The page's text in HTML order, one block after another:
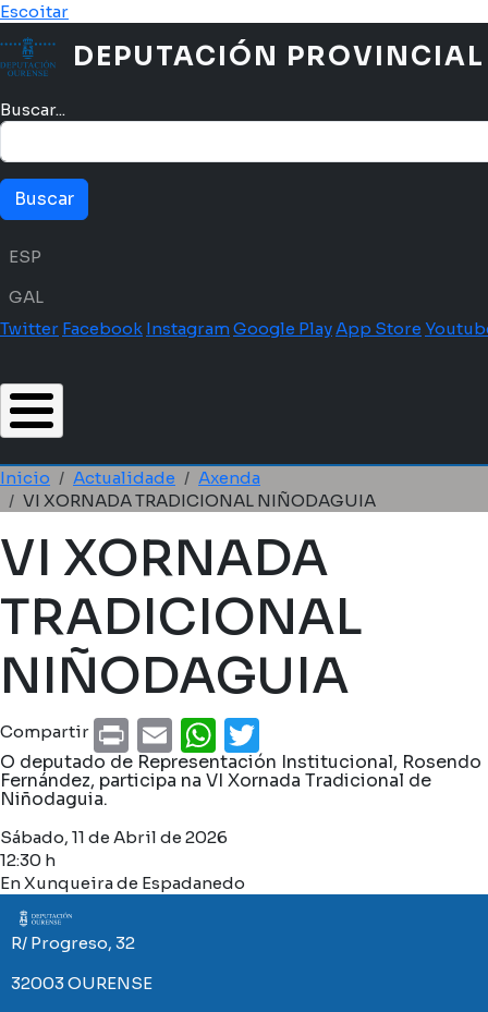
Ir o contido principal
Escoitar
DEPUTACIÓN PROVINCIAL
Buscar...
Menú idioma
ESP
GAL
Twitter Facebook InstagramGoogle PlayApp Store
Miga de pan
Inicio Actualidade
Axenda
VI XORNADA TRADICIONAL NIÑODAGUIA
VI XORNADA
TRADICIONAL
NIÑODAGUIA
Compartir PrintEmailWhatsApp
O deputado de Representación Institucional, Rosendo
Fernández, participa na VI Xornada Tradicional de
Niñodaguia.
Sábado, 11 de Abril de 2026
12:30 h
En Xunqueira de Espadanedo
Imaxe
R/ Progreso, 32
32003 OURENSE